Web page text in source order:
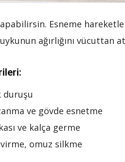
Esneme
ağırlığını vücuttan
duruşu
ve gövde esnetme
ve kalça germe
omuz silkme